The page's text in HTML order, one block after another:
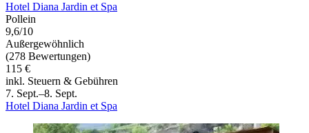
Hotel Diana Jardin et Spa
Pollein
9,6/10
Außergewöhnlich
(278 Bewertungen)
115 €
inkl. Steuern & Gebühren
7. Sept.–8. Sept.
Hotel Diana Jardin et Spa